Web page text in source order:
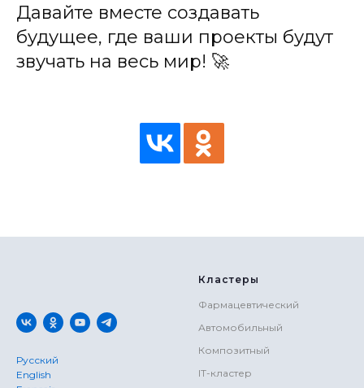
Давайте вместе создавать
будущее, где ваши проекты будут
звучать на весь мир! 🚀
Русский
English
Кластеры
Фармацевтический
Автомобильный
Композитный
IT-кластер